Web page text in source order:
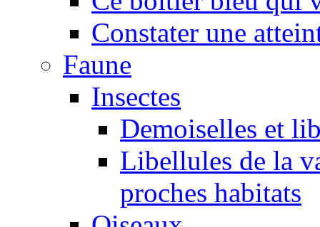
Constater une
Faune
Insectes
Demoiselles et
Libellules de la
proches habitats